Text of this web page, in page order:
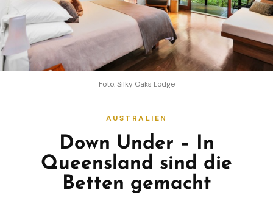
Foto: Silky Oaks Lodge
AUSTRALIEN
Down Under – In
Queensland sind die
Betten gemacht